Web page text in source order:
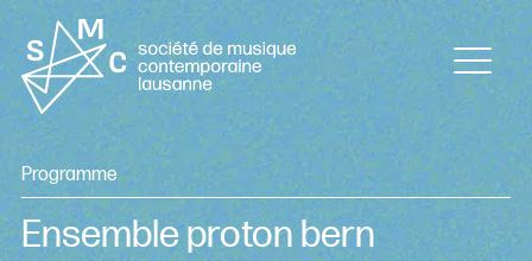
Programme
Ensemble proton bern